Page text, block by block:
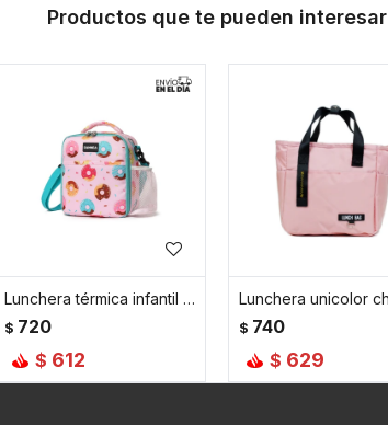
Productos que te pueden interesar
Lunchera térmica infantil con asa y correa ajustable - Rosado
$ 720
$ 612
$ 740
$ 629